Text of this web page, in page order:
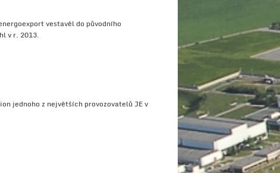
vestavěl do původního
v r. 2013.
jednoho z největších provozovatelů JE v